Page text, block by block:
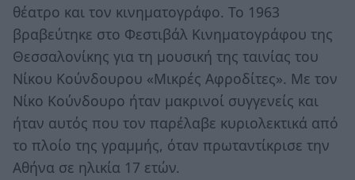
θέατρο και τον κινηματογράφο. Το 1963
βραβεύτηκε στο Φεστιβάλ Κινηματογράφου της
Θεσσαλονίκης για τη μουσική της ταινίας του
Νίκου Κούνδουρου «Μικρές Αφροδίτες». Με τον
Νίκο Κούνδουρο ήταν μακρινοί συγγενείς και
ήταν αυτός που τον παρέλαβε κυριολεκτικά από
το πλοίο της γραμμής, όταν πρωταντίκρισε την
Αθήνα σε ηλικία 17 ετών.